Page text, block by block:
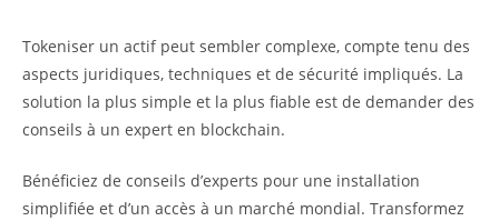
Tokeniser un actif peut sembler complexe, compte tenu des
aspects juridiques, techniques et de sécurité impliqués. La
solution la plus simple et la plus fiable est de demander des
conseils à un expert en blockchain.
Bénéficiez de conseils d’experts pour une installation
simplifiée et d’un accès à un marché mondial. Transformez